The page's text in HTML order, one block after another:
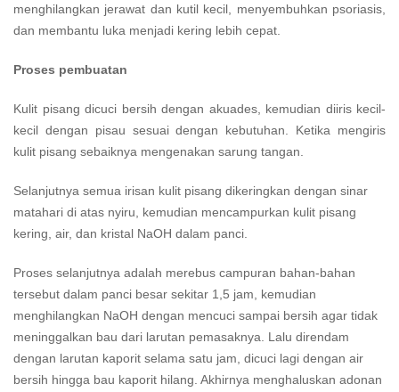
menghilangkan jerawat dan kutil kecil, menyembuhkan psoriasis,
dan membantu luka menjadi kering lebih cepat.
Proses pembuatan
Kulit pisang dicuci bersih dengan akuades, kemudian diiris kecil-
kecil dengan pisau sesuai dengan kebutuhan. Ketika mengiris
kulit pisang sebaiknya mengenakan sarung tangan.
Selanjutnya semua irisan kulit pisang dikeringkan dengan sinar
matahari di atas nyiru, kemudian mencampurkan kulit pisang
kering, air, dan kristal NaOH dalam panci.
Proses selanjutnya adalah merebus campuran bahan-bahan
tersebut dalam panci besar sekitar 1,5 jam, kemudian
menghilangkan NaOH dengan mencuci sampai bersih agar tidak
meninggalkan bau dari larutan pemasaknya. Lalu direndam
dengan larutan kaporit selama satu jam, dicuci lagi dengan air
bersih hingga bau kaporit hilang. Akhirnya menghaluskan adonan